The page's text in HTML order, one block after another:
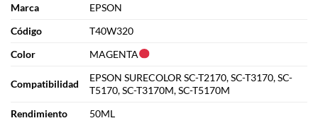
Marca
EPSON
Código
T40W320
Color
MAGENTA
Compatibilidad
EPSON SURECOLOR SC-T2170, SC-T3170, SC-
T5170, SC-T3170M, SC-T5170M
Rendimiento
50ML